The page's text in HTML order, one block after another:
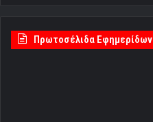
Πρωτοσέλιδα Εφημερίδων